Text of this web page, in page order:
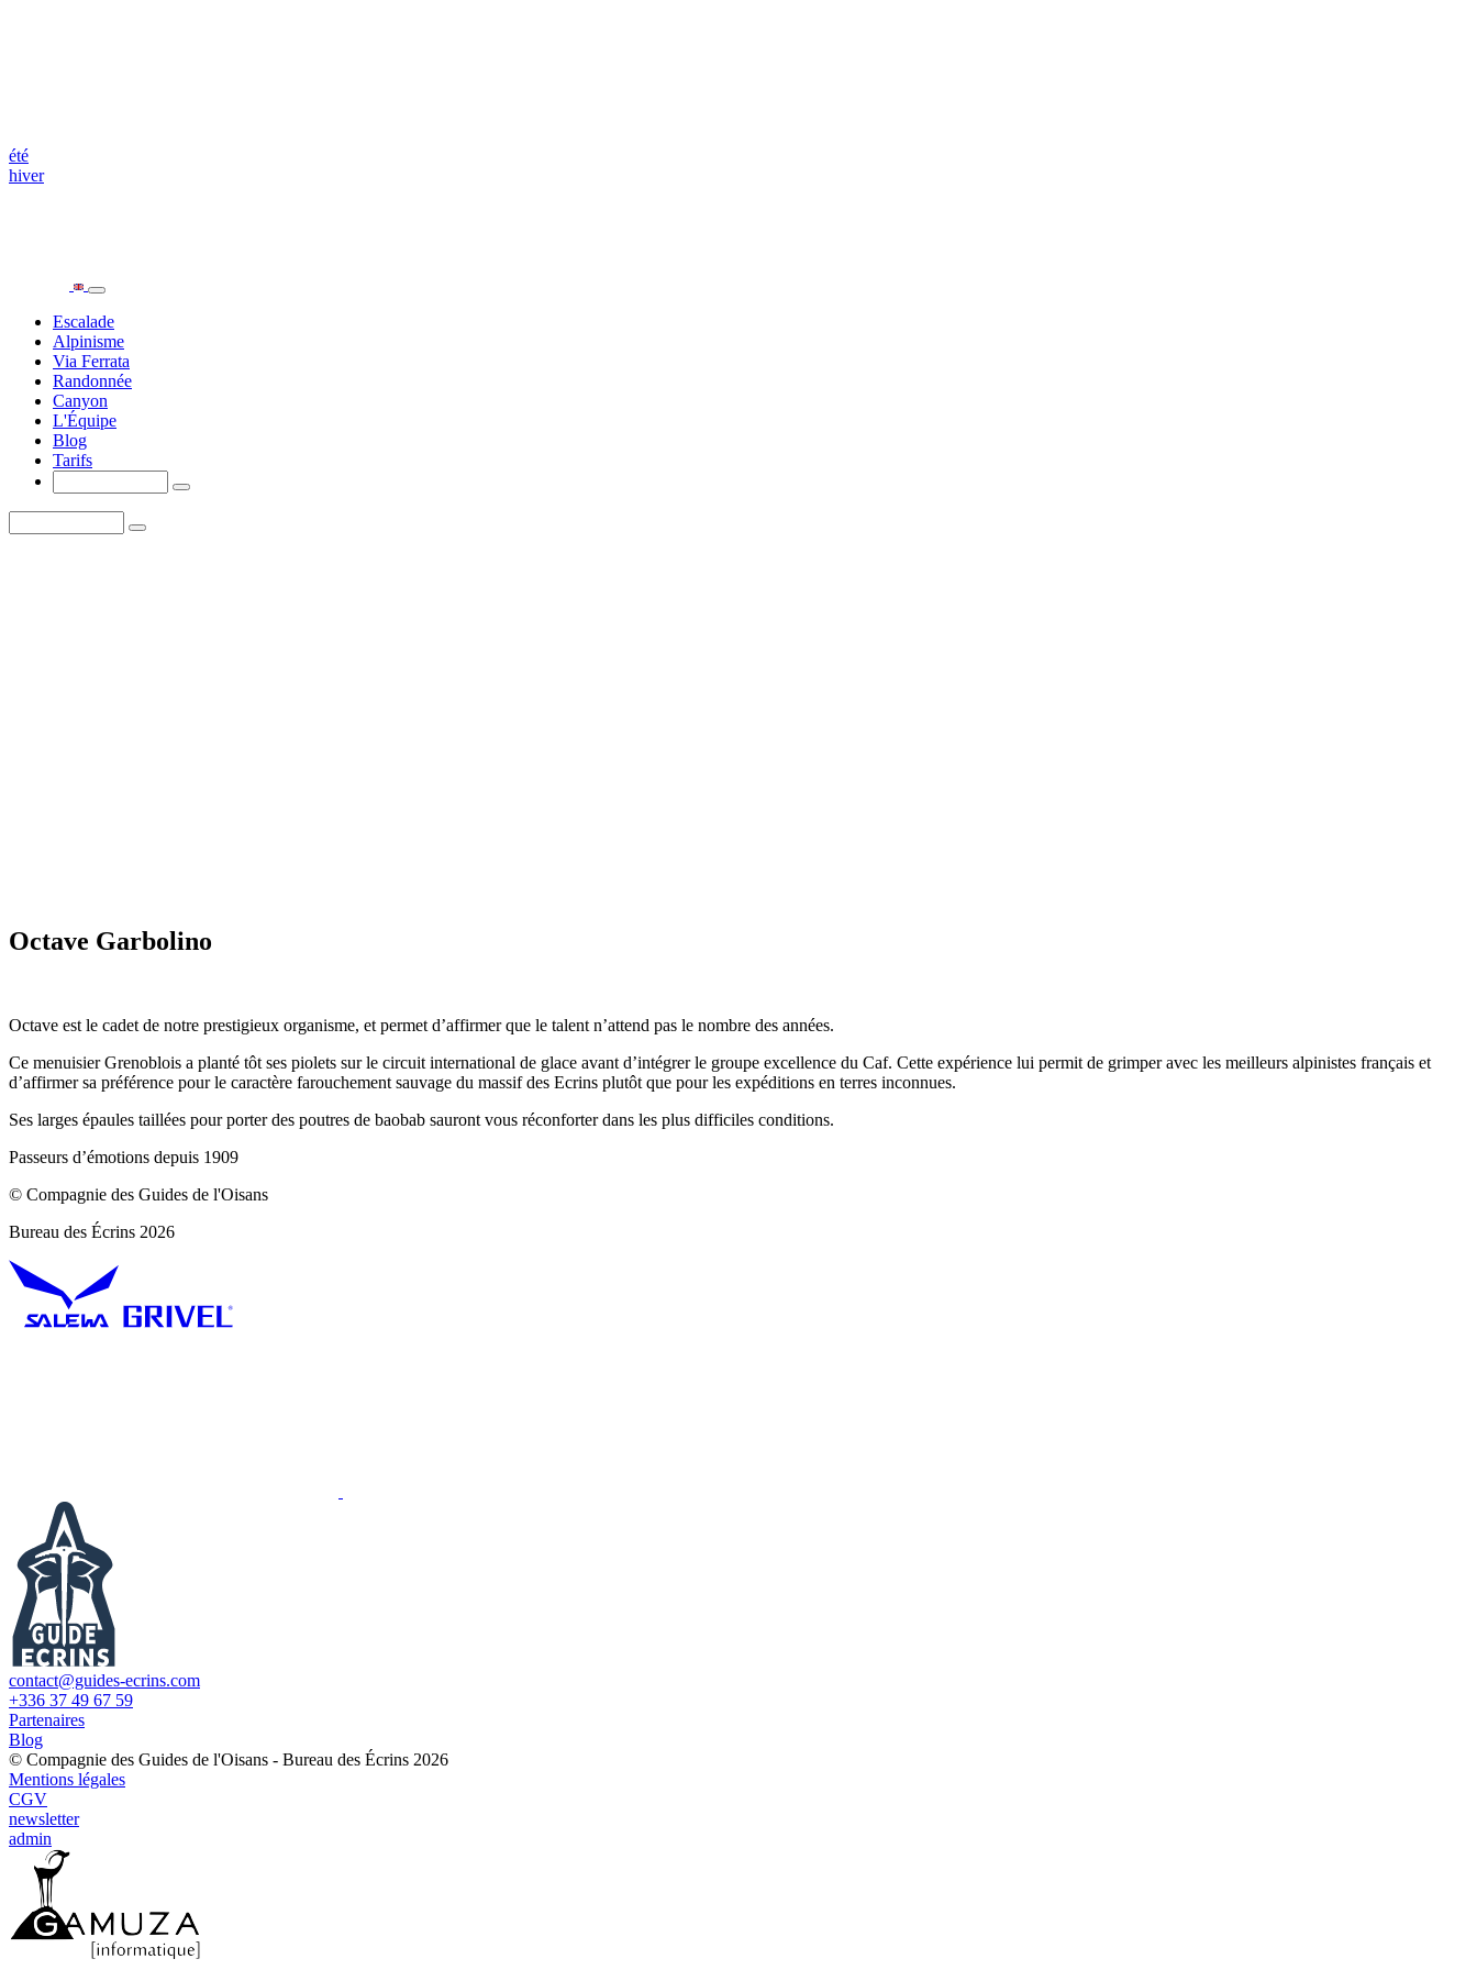
été
hiver
Escalade
Alpinisme
Via Ferrata
Randonnée
Canyon
L'Équipe
Blog
Tarifs
Octave Garbolino
Octave est le cadet de notre prestigieux organisme, et permet d’affirmer que le talent n’attend pas le nombre des années.
Ce menuisier Grenoblois a planté tôt ses piolets sur le circuit international de glace avant d’intégrer le groupe excellence du Caf. Cette expérience lui permit de grimper avec les meilleurs alpinistes français et
d’affirmer sa préférence pour le caractère farouchement sauvage du massif des Ecrins plutôt que pour les expéditions en terres inconnues.
Ses larges épaules taillées pour porter des poutres de baobab sauront vous réconforter dans les plus difficiles conditions.
Passeurs d’émotions depuis 1909
© Compagnie des Guides de l'Oisans
Bureau des Écrins 2026
contact@guides-ecrins.com
+336 37 49 67 59
Partenaires
Blog
© Compagnie des Guides de l'Oisans - Bureau des Écrins 2026
Mentions légales
CGV
newsletter
admin